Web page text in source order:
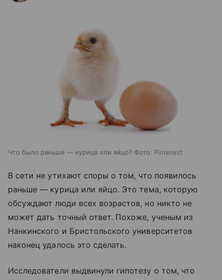
Что было раньше — курица или яйцо? Фото: Pinterest
В сети не утихают споры о том, что появилось
раньше — курица или яйцо. Это тема, которую
обсуждают люди всех возрастов, но никто не
может дать точный ответ. Похоже, ученым из
Нанкинского и Бристольского университетов
наконец удалось это сделать.
Исследователи выдвинули гипотезу о том, что